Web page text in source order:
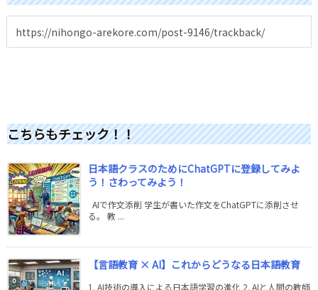
こちらもチェック！！
日本語クラスのためにChatGPTに登録してみよ
う！さわってみよう！
AIで作文添削 学生が書いた作文をChatGPTに添削させ
る。 教 ...
【言語教育 × AI】これからどうなる日本語教育
1. AI技術の導入による日本語学習の進化 2. AIと人間の教師